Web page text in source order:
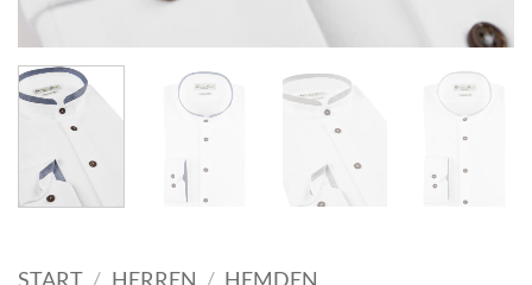
START / HERREN / HEMDEN